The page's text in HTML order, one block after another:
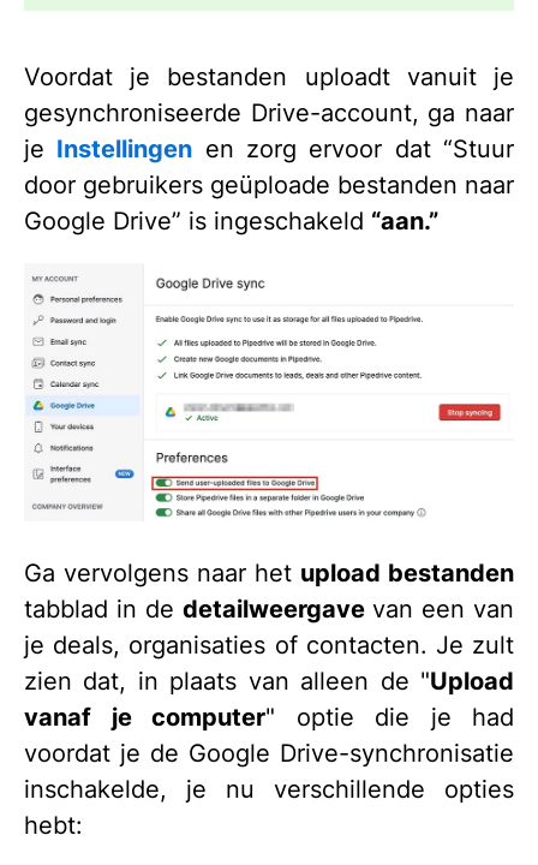
Voordat je bestanden uploadt vanuit je
gesynchroniseerde Drive-account, ga naar
je Instellingen en zorg ervoor dat “Stuur
door gebruikers geüploade bestanden naar
Google Drive” is ingeschakeld “aan.”
Ga vervolgens naar het upload bestanden
tabblad in de detailweergavevan een van
je deals, organisaties of contacten. Je zult
zien dat, in plaats van alleen de "Upload
vanaf je computer" optie die je had
voordat je de Google Drive-synchronisatie
inschakelde, je nu verschillende opties
hebt: